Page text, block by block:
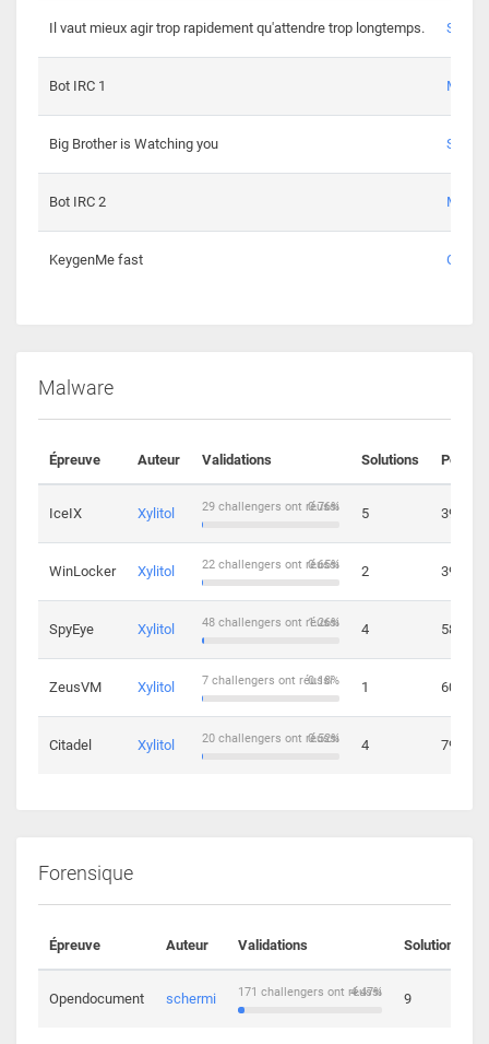
Il vaut mieux agir trop rapidement qu'attendre trop longtemps. Spl3en
Bot IRC 1
Big Brother is Watching you
Bot IRC 2
KeygenMe fast Ge0
Malware
Épreuve Auteur Validations Solutions Points
IceIX Xylitol 0.76%
29 challengers ont réussi 5 39
WinLocker Xylitol 0.65%
22 challengers ont réussi 2 39
SpyEye Xylitol 1.26%
48 challengers ont réussi 4 58
ZeusVM Xylitol 0.18%
7 challengers ont réussi 1 60
Citadel Xylitol 0.52%
20 challengers ont réussi 4 79
Forensique
Épreuve Auteur Validations Solutions
Opendocument schermi 4.47%
171 challengers ont réussi 9